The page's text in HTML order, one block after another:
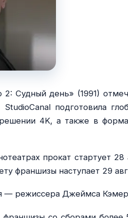
Судный день» (1991)
подготовила
4K, а также в
прокат стартует 28
франшизы наступает 29
— режиссера Джеймса